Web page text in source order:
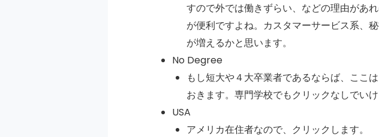
すので外では働きずらい、などの理由があ
が便利ですよね。カスタマーサービス系、
が増えるかと思います。
No Degree
もし短大や４大卒業者であるならば、ここ
おきます。専門学校でもクリックなしでいけ
USA
アメリカ在住者なので、クリックします。